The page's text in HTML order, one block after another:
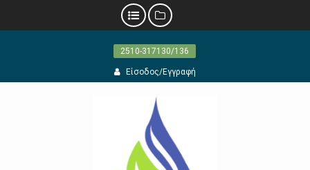
2510-317130/136
Είσοδος/Εγγραφή